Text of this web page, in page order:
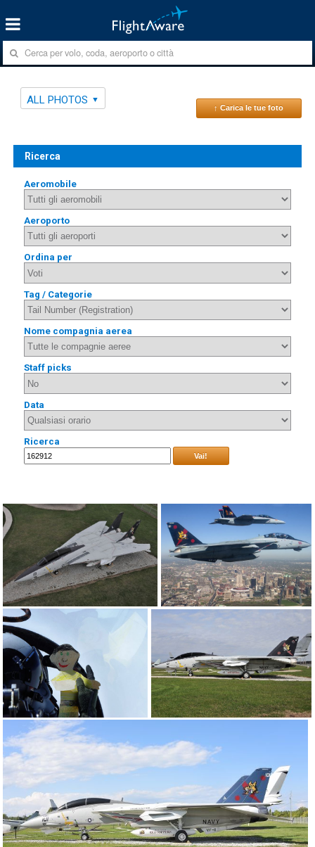
ALL PHOTOS
↑ Carica le tue foto
Ricerca
Aeromobile
Aeroporto
Ordina per
Tag / Categorie
Nome compagnia aerea
Staff picks
Data
Ricerca
Vai!